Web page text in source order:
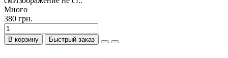
Много
380 грн.
В корзину Быстрый заказ